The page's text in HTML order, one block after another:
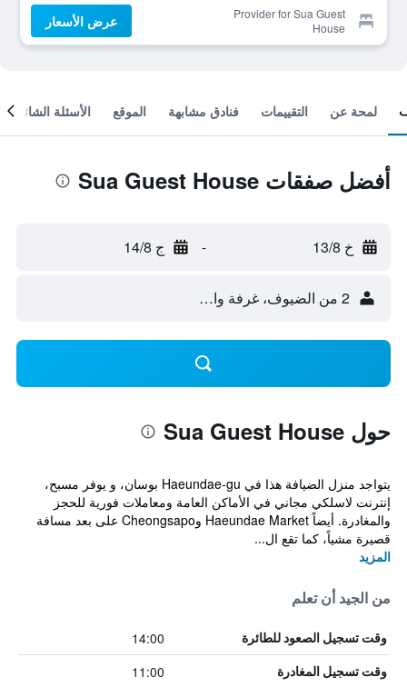
Provider for Sua Guest
House
عرض الأسعار
لمحة عن التقييمات فنادق مشابهة الموقع الأسئلة الشائعة
أفضل صفقات Sua Guest House
خ 13/8 - ج 14/8
2 من الضيوف، غرفة واحدة
حول Sua Guest House
يتواجد منزل الضيافة هذا في Haeundae-gu بوسان، و يوفر مسبح،
إنترنت لاسلكي مجاني في الأماكن العامة ومعاملات فورية للحجز
والمغادرة. أيضاً Haeundae Market وCheongsapo على بعد مسافة
قصيرة مشياً، كما تقع ال...
المزيد
من الجيد أن تعلم
وقت تسجيل الصعود للطائرة 14:00
وقت تسجيل المغادرة 11:00